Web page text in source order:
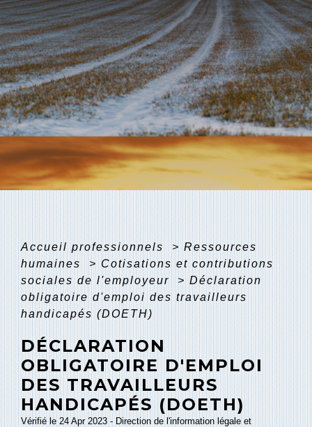
Accueil professionnels > Ressources
humaines
> Cotisations et contributions
sociales de l'employeur > Déclaration
obligatoire d'emploi des travailleurs
handicapés (DOETH)
DÉCLARATION
OBLIGATOIRE D'EMPLOI
DES TRAVAILLEURS
HANDICAPÉS (DOETH)
Vérifié le 24 Apr 2023 - Direction de l'information légale et